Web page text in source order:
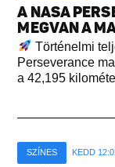
A NASA
MEGVAN A
Történelmi
Perseverance
a 42,195
SZÍNES KEDD